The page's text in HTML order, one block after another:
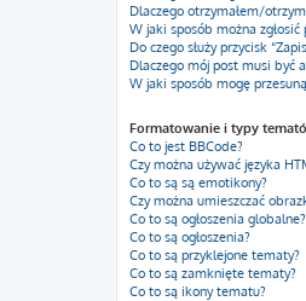
Dlaczego otrzymałem/
W jaki sposób można
Do czego służy przycisk
Dlaczego mój post musi być
W jaki sposób mogę
Formatowanie i typy
Co to jest BBCode?
Czy można używać języka
Co to są są emotikony?
Czy można umieszczać
Co to są ogłoszenia globalne?
Co to są ogłoszenia?
Co to są przyklejone tematy?
Co to są zamknięte tematy?
Co to są ikony tematu?